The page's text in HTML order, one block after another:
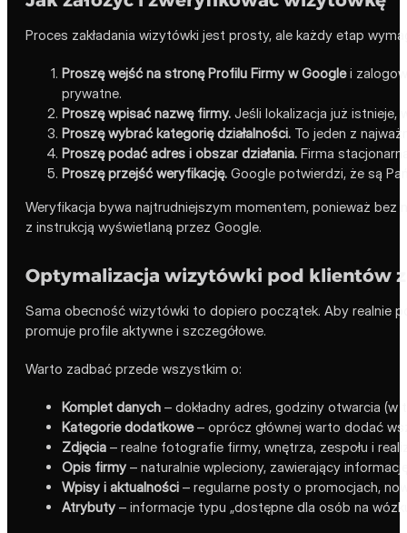
Proces zakładania wizytówki jest prosty, ale każdy etap
Proszę wejść na stronę Profilu Firmy w Googlei
prywatne.
Proszę wpisać nazwę firmy. Jeśli lokalizacja już istnieje,
Proszę wybrać kategorię działalności. To jeden z
Proszę podać adres i obszar działania. Firma
Proszę przejść weryfikację. Google potwierdzi, że są
Weryfikacja bywa najtrudniejszym momentem, ponieważ bez
z instrukcją wyświetlaną przez Google.
Optymalizacja wizytówki pod klientów
Sama obecność wizytówki to dopiero początek. Aby realnie
promuje profile aktywne i szczegółowe.
Warto zadbać przede wszystkim o:
Komplet danych – dokładny adres, godziny otwarcia
Kategorie dodatkowe– oprócz głównej warto dodać
Zdjęcia – realne fotografie firmy, wnętrza, zespołu i
Opis firmy – naturalnie wpleciony, zawierający
Wpisy i aktualności – regularne posty o promocjach,
Atrybuty – informacje typu „dostępne dla osób na